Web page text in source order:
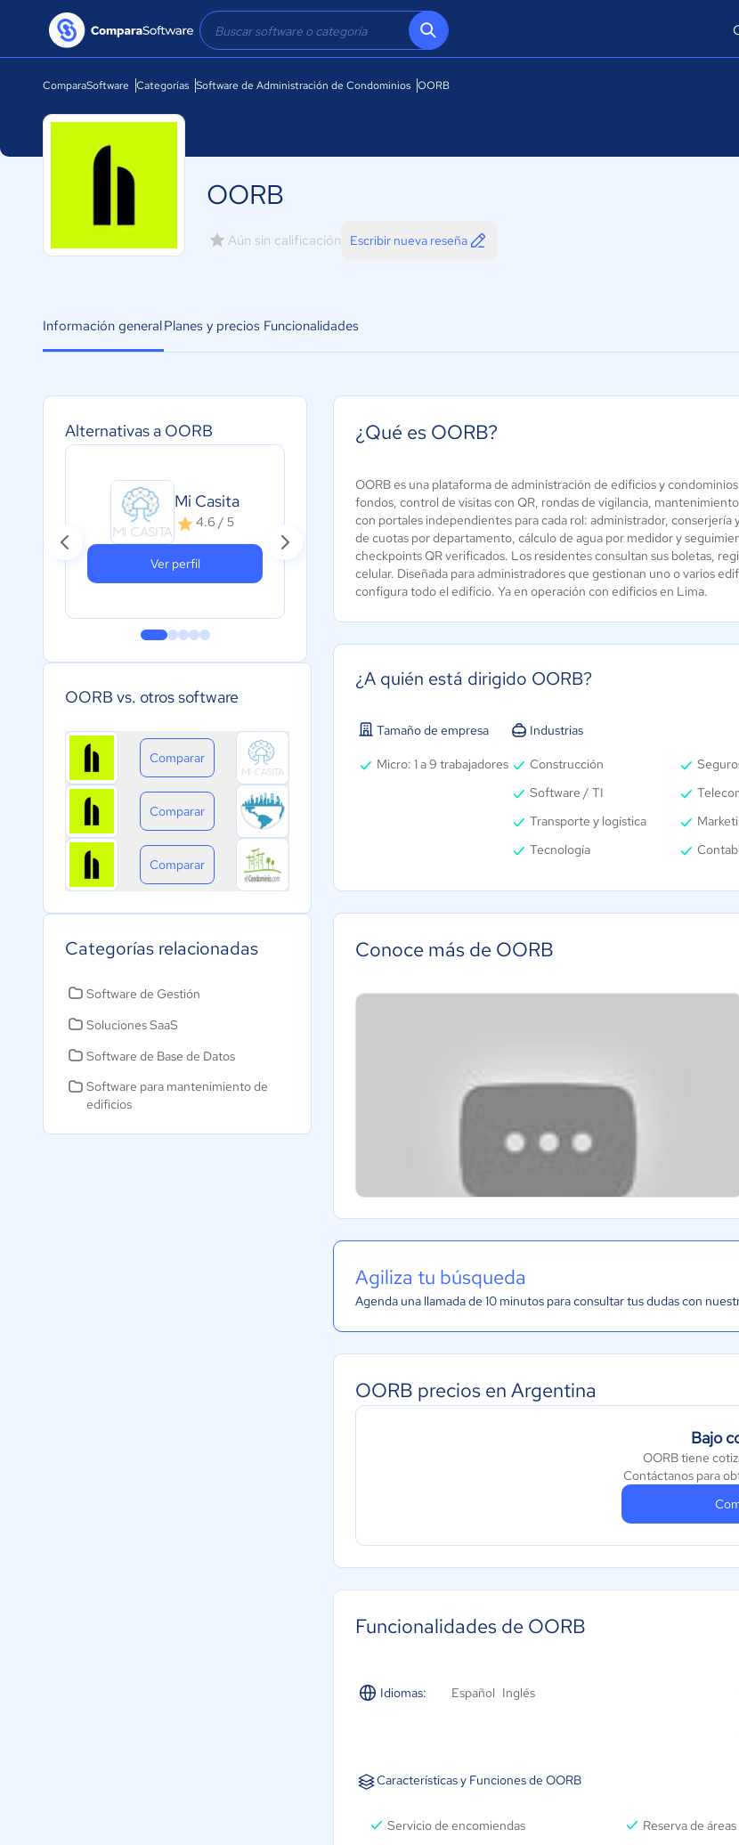
ComparaSoftware Categorías Software de Administración de Condominios OORB
OORB
Aún sin calificación Escribir nueva reseña
Información generalPlanes y precios Funcionalidades
Alternativas a OORB
Mi Casita
4.6 / 5
Ver perfil
AdminProp
5 / 5
elCondominio
2.5 / 5
OORB vs. otros software
Comparar
Comparar
Comparar
Categorías relacionadas
Software de Gestión
Soluciones SaaS
Software de Base de Datos
Software para mantenimiento de
edificios
¿Qué es OORB?
OORB es una plataforma de administración de edificios y
fondos, control de visitas con QR, rondas de vigilancia,
con portales independientes para cada rol: administrador,
de cuotas por departamento, cálculo de agua por medidor y
checkpoints QR verificados. Los residentes consultan sus boletas,
celular. Diseñada para administradores que gestionan uno o varios
configura todo el edificio. Ya en operación con edificios en Lima.
¿A quién está dirigido OORB?
Tamaño de empresa
Micro: 1 a 9 trabajadores
Industrias
Construcción
Software / TI
Transporte y logística
Tecnología
Conoce más de OORB
Agiliza tu búsqueda
Agenda una llamada de 10 minutos para consultar tus dudas con
OORB precios en Argentina
Bajo
OORB tiene
Contáctanos para
Funcionalidades de OORB
Idiomas: Español Inglés
Características y Funciones de OORB
Servicio de encomiendas Reserva de